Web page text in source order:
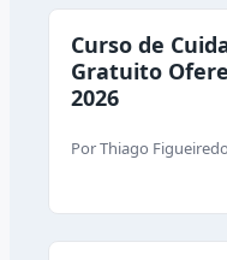
Curso de
Gratuito
2026
PorThiago Figueiredo